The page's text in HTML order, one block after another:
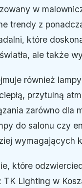
w
trendy z
które
ale także
również
przytulną
zarówno dla
do salonu czy
wymagających
które
TK Lighting w